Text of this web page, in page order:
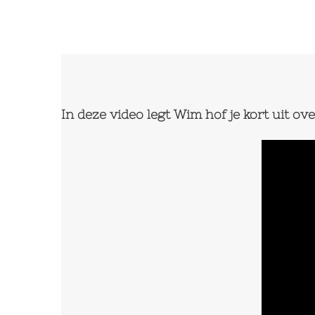
In deze video legt Wim hof je kort uit